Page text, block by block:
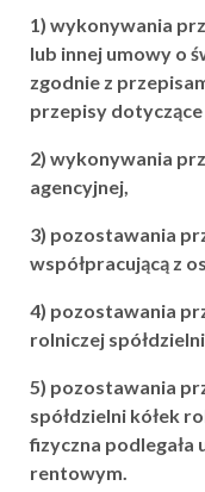
1) wykonywania
lub innej umowy o
zgodnie z
przepisy dotyczące
2) wykonywania
agencyjnej,
3) pozostawania
współpracującą z
4) pozostawania
rolniczej
5) pozostawania
spółdzielni kółek
fizyczna
rentowym.